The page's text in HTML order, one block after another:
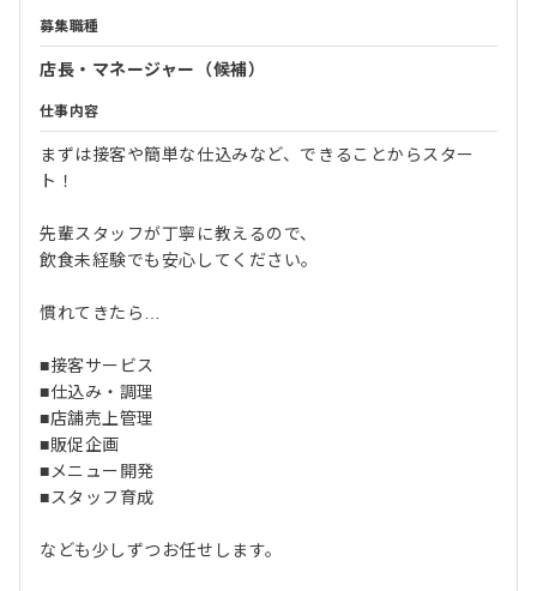
募集職種
店長・マネージャー（候補）
仕事内容
まずは接客や簡単な仕込みなど、できることからスター
ト！
先輩スタッフが丁寧に教えるので、
飲食未経験でも安心してください。
慣れてきたら…
■接客サービス
■仕込み・調理
■店舗売上管理
■販促企画
■メニュー開発
■スタッフ育成
なども少しずつお任せします。